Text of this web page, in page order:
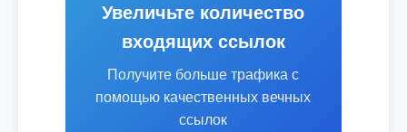
Увеличьте количество
входящих ссылок
Получите больше трафика с
помощью качественных вечных
ссылок